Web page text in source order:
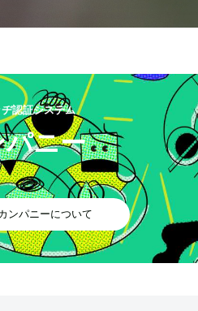
認証システム
ニー
ンパニーについて